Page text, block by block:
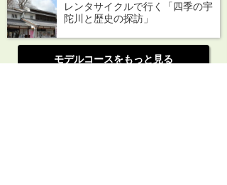
レンタサイクルで行く「四季の宇
陀川と歴史の探訪」
モデルコースをもっと見る